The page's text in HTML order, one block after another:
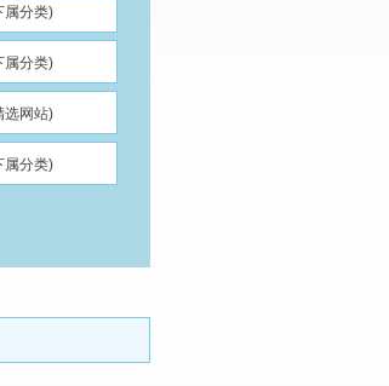
属分类)
属分类)
选网站)
属分类)